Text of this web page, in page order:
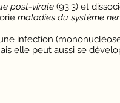
post-virale (93.3) et
maladies du système
infection
elle peut aussi se